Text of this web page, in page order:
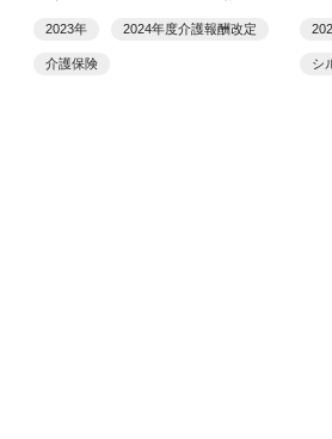
答申
2023年 2024年度介護報酬改定
介護保険
共
シ